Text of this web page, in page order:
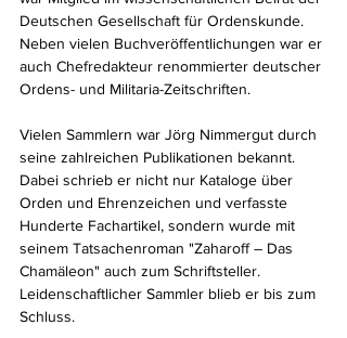
Deutschen Gesellschaft für Ordenskunde.
Neben vielen Buchveröffentlichungen war er
auch Chefredakteur renommierter deutscher
Ordens- und Militaria-Zeitschriften.
Vielen Sammlern war Jörg Nimmergut durch
seine zahlreichen Publikationen bekannt.
Dabei schrieb er nicht nur Kataloge über
Orden und Ehrenzeichen und verfasste
Hunderte Fachartikel, sondern wurde mit
seinem Tatsachenroman "Zaharoff – Das
Chamäleon" auch zum Schriftsteller.
Leidenschaftlicher Sammler blieb er bis zum
Schluss.